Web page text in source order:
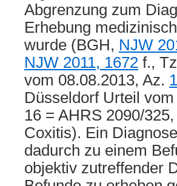
Abgrenzung zum
Erhebung
wurde (BGH, NJW
NJW 2011, 1672 f.,
vom 08.08.2013, Az.
Düsseldorf Urteil
16 = AHRS 2090/
Coxitis). Ein
dadurch zu einem
objektiv zutreffender